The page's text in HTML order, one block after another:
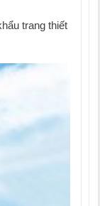
trang thiết